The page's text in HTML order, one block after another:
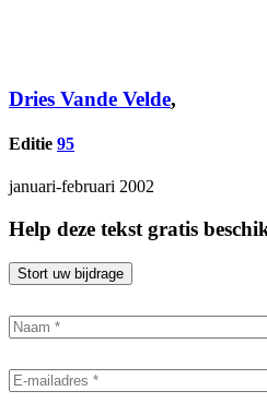
Dries Vande Velde,
Editie 95
januari-februari 2002
Help deze tekst gratis
Stort uw bijdrage